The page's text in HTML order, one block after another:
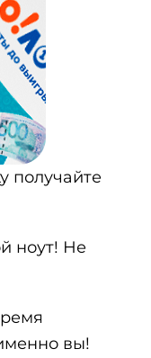
получайте
ноут! Не
вы!